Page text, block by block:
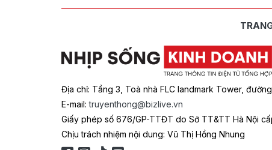
Địa chỉ: Tầng 3, Toà nhà FLC landmark Tower,
E-mail:truyenthong@bizlive.vn
Giấy phép số 676/GP-TTĐT do Sở TT&TT Hà Nội
Chịu trách nhiệm nội dung: Vũ Thị Hồng Nhung